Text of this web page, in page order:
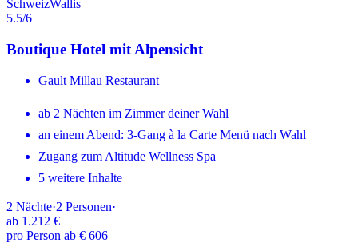
SchweizWallis
5.5/6
Boutique Hotel mit Alpensicht
Gault Millau Restaurant
ab 2 Nächten im Zimmer deiner Wahl
an einem Abend: 3-Gang à la Carte Menü nach Wahl
Zugang zum Altitude Wellness Spa
5 weitere Inhalte
2 Nächte·2 Personen·
ab 1.212 €
pro Person ab € 606